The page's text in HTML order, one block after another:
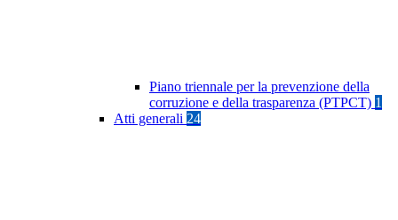
Piano triennale per la prevenzione della
corruzione e della trasparenza (PTPCT) 1
Atti generali 24